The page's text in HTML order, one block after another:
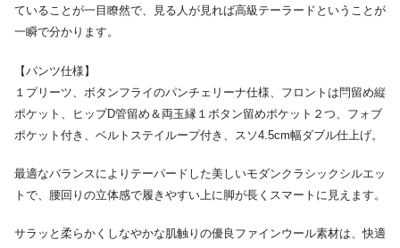
ていることが一目瞭然で、見る人が見れば高級テーラードということが
一瞬で分かります。
【パンツ仕様】
１プリーツ、ボタンフライのパンチェリーナ仕様、フロントは閂留め縦
ポケット、ヒップD管留め＆両玉縁１ボタン留めポケット２つ、フォブ
ポケット付き、ベルトステイループ付き、スソ4.5cm幅ダブル仕上げ。
最適なバランスによりテーパードした美しいモダンクラシックシルエッ
トで、腰回りの立体感で履きやすい上に脚が長くスマートに見えます。
サラッと柔らかくしなやかな肌触りの優良ファインウール素材は、快適